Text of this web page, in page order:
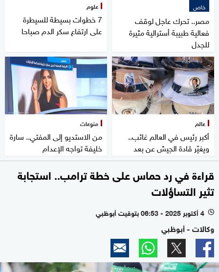
خاص
مصر.. تحرك عاجل لوقف
فعالية طبيبة أسترالية مثيرة
للجدل
علوم
7 خطوات بسيطة للسيطرة
على ارتفاع سكر الدم صباحا
عالم
أكبر رئيس في العالم غائب..
ويغيّر قادة الجيش عن بعد
منوعات
من الاستديو إلى المفتي.. سارة
خليفة تواجه الإعدام
قراءة في رد حماس على خطة ترامب.. استجابة
تثير التساؤلات
l 4 أكتوبر 2025 - 06:53 بتوقيت أبوظبي
وكالات - أبوظبي